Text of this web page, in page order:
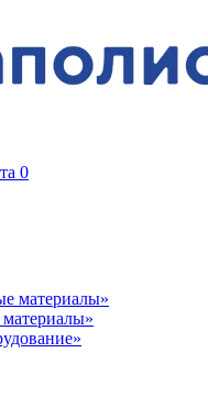
0
материалы»